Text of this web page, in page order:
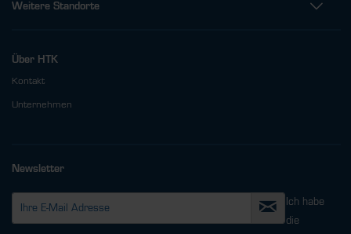
Weitere Standorte
Über HTK
Kontakt
Unternehmen
Newsletter
Ich habe
die